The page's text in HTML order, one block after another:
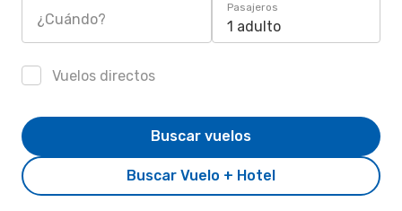
¿Cuándo?
Pasajeros
1 adulto
Vuelos directos
Buscar Vuelo + Hotel
Buscar vuelos